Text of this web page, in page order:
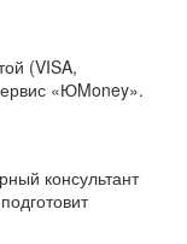
(VISA,
«ЮMoney».
консультант